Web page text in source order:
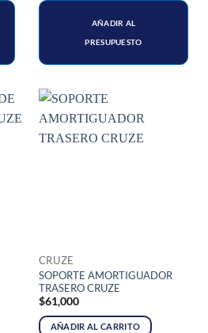
AÑADIR AL
PRESUPUESTO
CRUZE
SOPORTE AMORTIGUADOR
TRASERO CRUZE
$61,000
AÑADIR AL CARRITO